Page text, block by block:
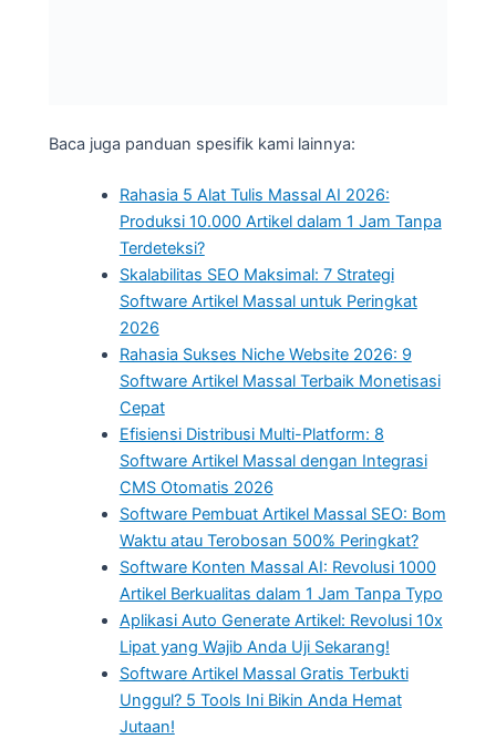
Baca juga panduan spesifik kami lainnya:
Rahasia 5 Alat Tulis Massal AI 2026:
Produksi 10.000 Artikel dalam 1 Jam Tanpa
Terdeteksi?
Skalabilitas SEO Maksimal: 7 Strategi
Software Artikel Massal untuk Peringkat
2026
Rahasia Sukses Niche Website 2026: 9
Software Artikel Massal Terbaik Monetisasi
Cepat
Efisiensi Distribusi Multi-Platform: 8
Software Artikel Massal dengan Integrasi
CMS Otomatis 2026
Software Pembuat Artikel Massal SEO: Bom
Waktu atau Terobosan 500% Peringkat?
Software Konten Massal AI: Revolusi 1000
Artikel Berkualitas dalam 1 Jam Tanpa Typo
Aplikasi Auto Generate Artikel: Revolusi 10x
Lipat yang Wajib Anda Uji Sekarang!
Software Artikel Massal Gratis Terbukti
Unggul? 5 Tools Ini Bikin Anda Hemat
Jutaan!